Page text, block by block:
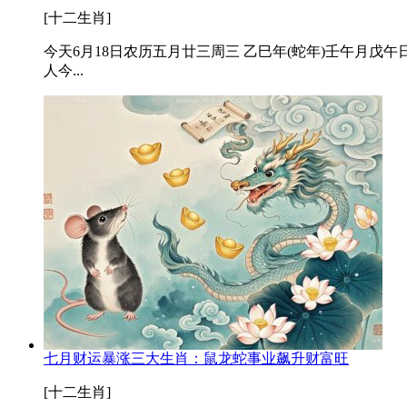
[十二生肖]
今天6月18日农历五月廿三周三 乙巳年(蛇年)壬午月戊
人今...
七月财运暴涨三大生肖：鼠龙蛇事业飙升财富旺
[十二生肖]